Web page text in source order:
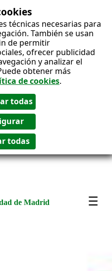
técnicas necesarias para
También se usan
de permitir
ofrecer publicidad
y analizar el
obtener más
de cookies.
de Madrid